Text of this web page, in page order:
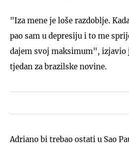
"Iza mene je loše razdoblje.
pao sam u depresiju i to me
dajem svoj maksimum", izjavio
tjedan za brazilske novine.
Adriano bi trebao ostati u Sao